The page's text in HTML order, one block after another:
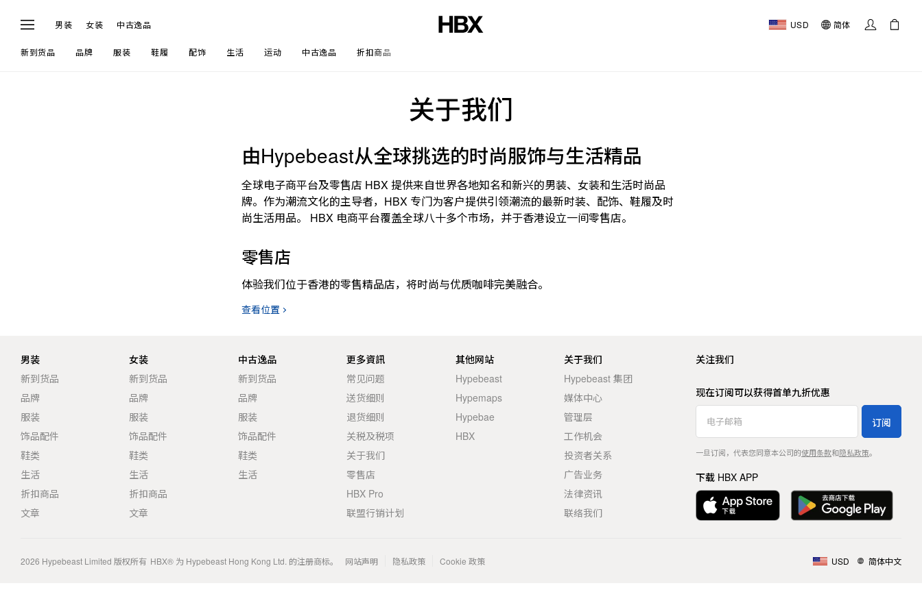
男装 女装 中古逸品 USD 简体
新到货品 品牌 服装 鞋履 配饰 生活 运动 中古逸品 折扣商品
关于我们
由Hypebeast从全球挑选的时尚服饰与生活精品
全球电子商平台及零售店 HBX 提供来自世界各地知名和新兴的男装、女装和生活时尚品
牌。作为潮流文化的主导者，HBX 专门为客户提供引领潮流的最新时装、配饰、鞋履及时
尚生活用品。 HBX 电商平台覆盖全球八十多个市场，并于香港设立一间零售店。
零售店
体验我们位于香港的零售精品店，将时尚与优质咖啡完美融合。
查看位置
男装
新到货品
品牌
服装
饰品配件
鞋类
生活
折扣商品
文章
女装
新到货品
品牌
服装
饰品配件
鞋类
生活
折扣商品
文章
中古逸品
新到货品
品牌
服装
饰品配件
鞋类
生活
更多資訊
常见问题
送货细则
退货细则
关税及税项
关于我们
零售店
HBX Pro
联盟行销计划
其他网站
Hypebeast
Hypemaps
Hypebae
HBX
关于我们
Hypebeast 集团
媒体中心
管理层
工作机会
投资者关系
广告业务
法律资讯
联络我们
关注我们
现在订阅可以获得首单九折优惠
订阅
一旦订阅，代表您同意本公司的使用条款和隐私政策。
下载 HBX APP
2026 Hypebeast Limited 版权所有 HBX® 为 Hypebeast Hong Kong Ltd. 的注册商标。 网站声明 隐私政策 Cookie 政策 USD 简体中文